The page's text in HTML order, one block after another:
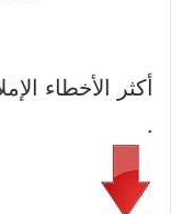
أكثر الأخطاء
.